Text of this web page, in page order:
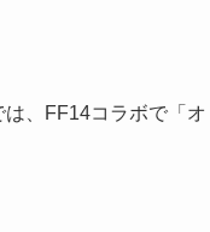
、FF14コラボで「オ